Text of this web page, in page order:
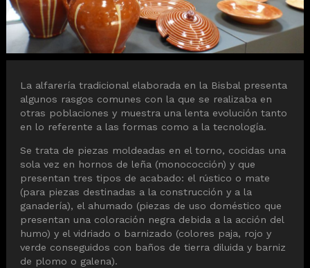
Diapositiva 1 de 1
La alfarería tradicional elaborada en la Bisbal presenta
algunos rasgos comunes con la que se realizaba en
otras poblaciones y muestra una lenta evolución tanto
en lo referente a las formas como a la tecnología.
Se trata de piezas moldeadas en el torno, cocidas una
sola vez en hornos de leña (monococción) y que
presentan tres tipos de acabado: el rústico o mate
(para piezas destinadas a la construcción y a la
ganadería), el ahumado (piezas de uso doméstico que
presentan una coloración negra debida a la acción del
humo) y el vidriado o barnizado (colores paja, rojo y
verde conseguidos con baños de tierra diluida y barniz
de plomo o galena).